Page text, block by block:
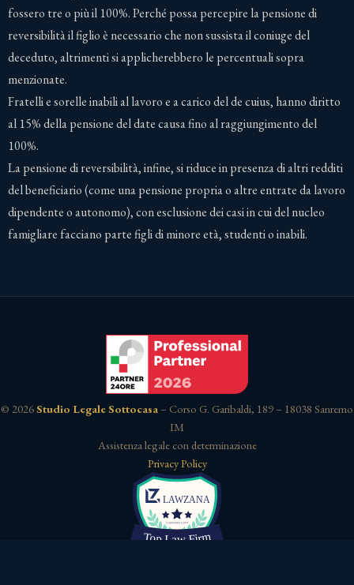
fossero tre o più il 100%. Perché possa percepire la pensione di
reversibilità il figlio è necessario che non sussista il coniuge del
deceduto, altrimenti si applicherebbero le percentuali sopra
menzionate.
Fratelli e sorelle inabili al lavoro e a carico del de cuius, hanno diritto
al 15% della pensione del date causa fino al raggiungimento del
100%.
La pensione di reversibilità, infine, si riduce in presenza di altri redditi
del beneficiario (come una pensione propria o altre entrate da lavoro
dipendente o autonomo), con esclusione dei casi in cui del nucleo
famigliare facciano parte figli di minore età, studenti o inabili.
© 2026Studio Legale Sottocasa – Corso G. Garibaldi, 189 – 18038 Sanremo
IM
Assistenza legale con determinazione
Privacy Policy